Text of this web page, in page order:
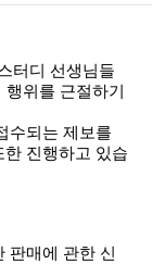
터디 선생님들
위를 근절하기
수되는 제보를
진행하고 있습
판매에 관한 신